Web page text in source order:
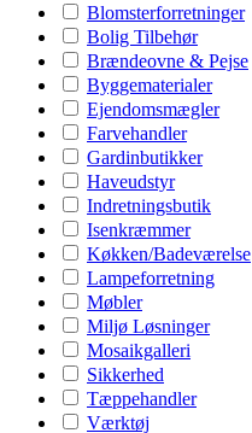
Blomsterforretninger
Bolig Tilbehør
Brændeovne & Pejse
Byggematerialer
Ejendomsmægler
Farvehandler
Gardinbutikker
Haveudstyr
Indretningsbutik
Isenkræmmer
Køkken/Badeværelse
Lampeforretning
Møbler
Miljø Løsninger
Mosaikgalleri
Sikkerhed
Tæppehandler
Værktøj